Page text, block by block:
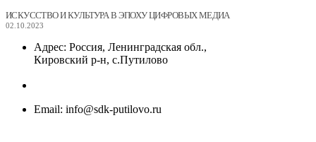
ИСКУССТВО И КУЛЬТУРА В ЭПОХУ ЦИФРОВЫХ МЕДИА
02.10.2023
Адрес: Россия, Ленинградская обл.,
Кировский р-н, с.Путилово
Email: info@sdk-putilovo.ru